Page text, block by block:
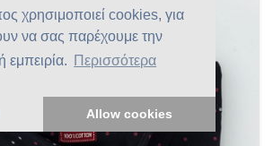
χρησιμοποιεί cookies, για
να σας παρέχουμε την
εμπειρία.
Περισσότερα
Allow cookies